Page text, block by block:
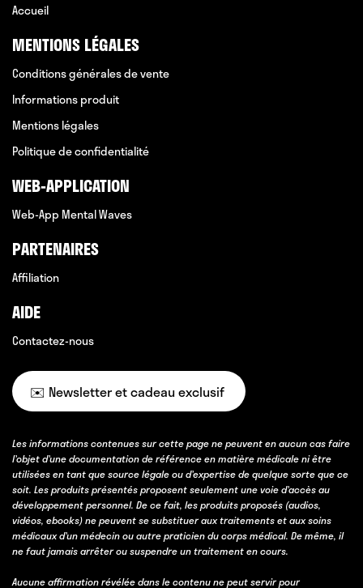
Accueil
MENTIONS LÉGALES
Conditions générales de vente
Informations produit
Mentions légales
Politique de confidentialité
WEB-APPLICATION
Web-App Mental Waves
PARTENAIRES
Affiliation
AIDE
Contactez-nous
✉️ Newsletter et cadeau exclusif
Les informations contenues sur cette page ne peuvent en aucun cas faire
l’objet d’une documentation de référence en matière médicale ni être
utilisées en tant que source légale ou d’expertise de quelque sorte que ce
soit. Les produits présentés proposent seulement une voie d’accès au
développement personnel. De ce fait, les produits proposés (audios,
vidéos, ebooks) ne peuvent se substituer aux traitements et aux soins
médicaux d’un médecin ou autre praticien du corps médical. De même, il
ne faut jamais arrêter ou suspendre un traitement en cours.
Aucune affirmation révélée dans le contenu ne peut servir pour